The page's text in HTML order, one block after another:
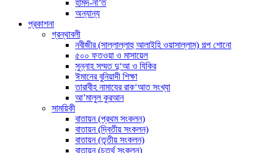
হামদ-না’ত
অন্যান্য
প্রকাশনা
গ্রন্থাবলী
নবীজীর (সাল্লাল্লাহু আলাইহি ওয়াসাল্লাম) গল্প শোনো
৫০০ ফতওয়া ও মাসায়েল
সুন্নাহ সম্মত দু‘আ ও যিকির
ঈমানের বুনিয়াদী শিক্ষা
তারাবীহ নামাযের রাক‘আত সংখ্যা
আ’মালুল কুরআন
সাময়িকী
বাতায়ন (প্রথম সংকলন)
বাতায়ন (দ্বিতীয় সংকলন)
বাতায়ন (তৃতীয় সংকলন)
বাতায়ন (চতুর্থ সংকলন)